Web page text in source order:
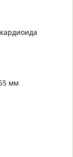
мм